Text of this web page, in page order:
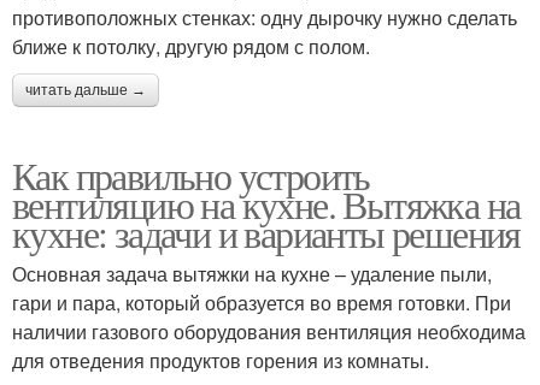
противоположных стенках: одну дырочку нужно сделать
ближе к потолку, другую рядом с полом.
читать дальше →
Как правильно устроить
вентиляцию на кухне. Вытяжка на
кухне: задачи и варианты решения
Основная задача вытяжки на кухне – удаление пыли,
гари и пара, который образуется во время готовки. При
наличии газового оборудования вентиляция необходима
для отведения продуктов горения из комнаты.